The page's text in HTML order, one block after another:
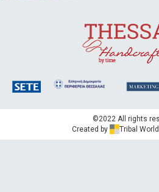
©2022 All rights
Created by
Tribal